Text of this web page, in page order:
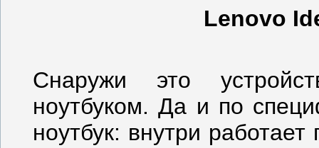
Lenovo
Снаружи это
ноутбуком. Да и по
ноутбук: внутри